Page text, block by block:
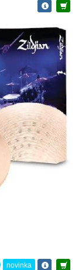
novinka